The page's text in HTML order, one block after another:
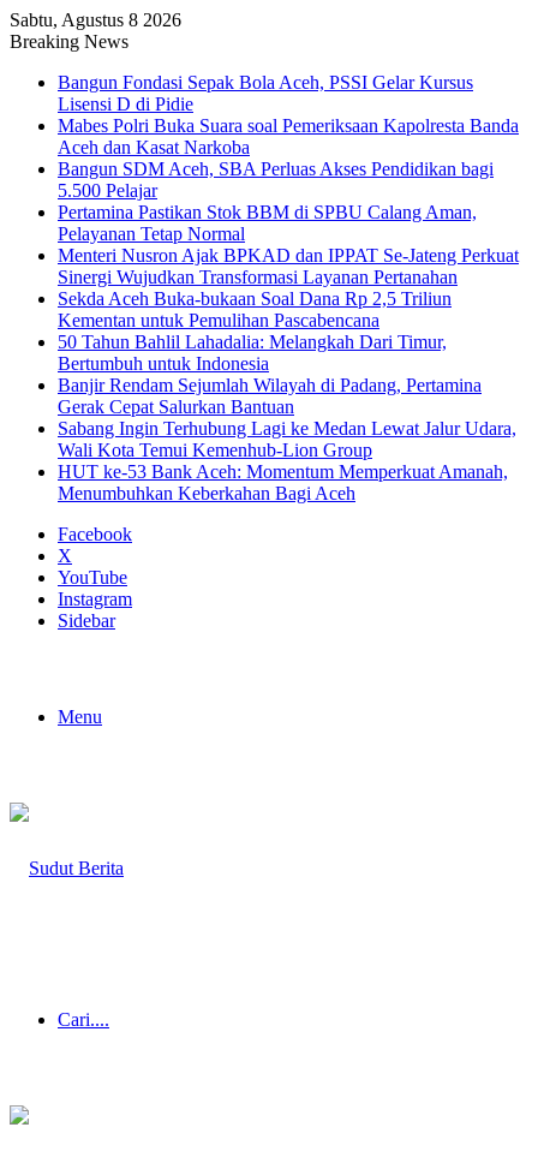
Sabtu, Agustus 8 2026
Breaking News
Bangun Fondasi Sepak Bola Aceh, PSSI Gelar Kursus
Lisensi D di Pidie
Mabes Polri Buka Suara soal Pemeriksaan Kapolresta Banda
Aceh dan Kasat Narkoba
Bangun SDM Aceh, SBA Perluas Akses Pendidikan bagi
5.500 Pelajar
Pertamina Pastikan Stok BBM di SPBU Calang Aman,
Pelayanan Tetap Normal
Menteri Nusron Ajak BPKAD dan IPPAT Se-Jateng Perkuat
Sinergi Wujudkan Transformasi Layanan Pertanahan
Sekda Aceh Buka-bukaan Soal Dana Rp 2,5 Triliun
Kementan untuk Pemulihan Pascabencana
50 Tahun Bahlil Lahadalia: Melangkah Dari Timur,
Bertumbuh untuk Indonesia
Banjir Rendam Sejumlah Wilayah di Padang, Pertamina
Gerak Cepat Salurkan Bantuan
Sabang Ingin Terhubung Lagi ke Medan Lewat Jalur Udara,
Wali Kota Temui Kemenhub-Lion Group
HUT ke-53 Bank Aceh: Momentum Memperkuat Amanah,
Menumbuhkan Keberkahan Bagi Aceh
Facebook
X
YouTube
Instagram
Sidebar
Menu
Cari....